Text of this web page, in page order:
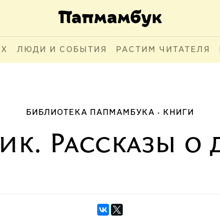
ЛЮДИ И СОБЫТИЯ РАСТИМ ЧИТАТЕЛЯ
БИБЛИОТЕКА ПАПМАМБУКА КНИГИ
Рассказы о